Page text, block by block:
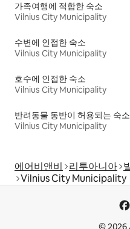
가족여행에 적합한 숙소
Vilnius City Municipality
수변에 인접한 숙소
Vilnius City Municipality
호수에 인접한 숙소
Vilnius City Municipality
반려동물 동반이 허용되는 숙소
Vilnius City Municipality
에어비앤비 리투아니아
Vilnius City Municipality
© 2026